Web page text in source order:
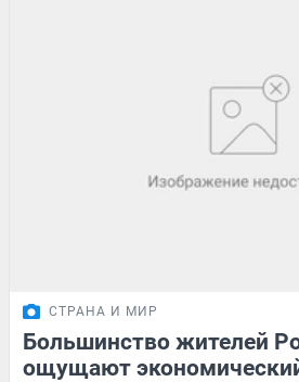
СТРАНА И МИР
Большинство жителей
ощущают